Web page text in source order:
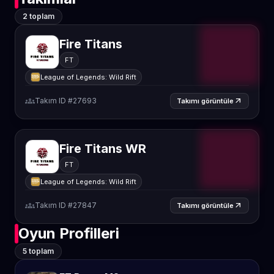
2 toplam
Fire Titans
FT
League of Legends: Wild Rift
groupsTakım ID #27693 Takımı görüntüle arrow_outward
Fire Titans WR
FT
League of Legends: Wild Rift
groupsTakım ID #27847 Takımı görüntüle arrow_outward
Oyun Profilleri
5 toplam